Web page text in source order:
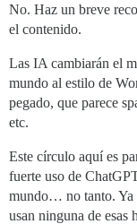
No. Haz un breve
el contenido.
Las IA cambiarán el
mundo al estilo de
pegado, que parece
etc.
Este círculo aquí es
fuerte uso de
mundo… no tanto. Ya
usan ninguna de esas